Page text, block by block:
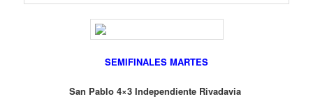
SEMIFINALES MARTES
San Pablo 4×3 Independiente Rivadavia